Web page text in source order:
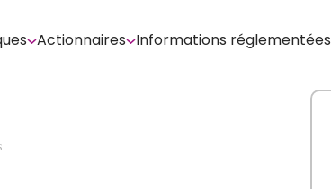
Actionnaires Informations réglementées
sur